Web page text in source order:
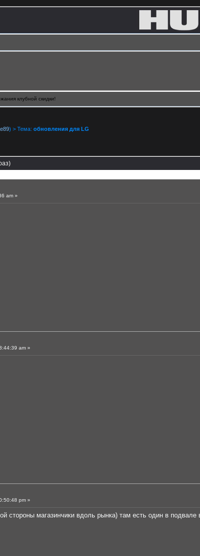
клубной скидки!
) > Тема: обновления для LG
am »
am »
pm »
стороны магазинчики вдоль рынка) там есть один в подвале